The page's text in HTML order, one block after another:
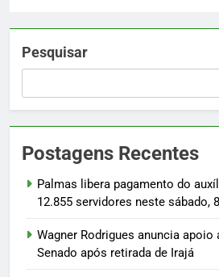
Pesquisar
Postagens Recentes
Palmas libera pagamento do
12.855 servidores neste sábado, 8
Wagner Rodrigues anuncia apoio
Senado após retirada de Irajá